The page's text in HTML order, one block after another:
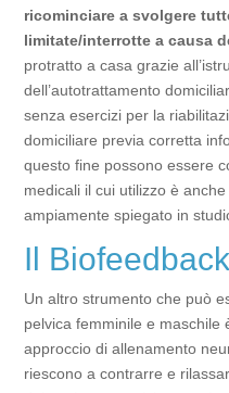
ricominciare a svolgere
limitate/interrotte a causa
protratto a casa grazie
dell’autotrattamento
senza esercizi per la
domiciliare previa corretta
questo fine possono essere
medicali il cui utilizzo è
ampiamente spiegato in
Il Biofeedback
Un altro strumento che può
pelvica femminile e maschile
approccio di allenamento
riescono a contrarre e